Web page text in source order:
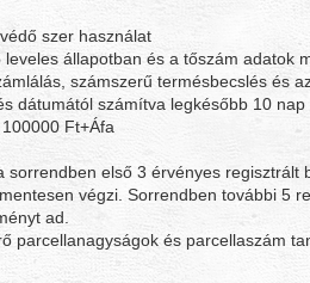
szer használat
leveles állapotban és a tőszám adatok
számszerű termésbecslés és
dátumától számítva legkésőbb 10 nap
Ft+Áfa
sorrendben első 3 érvényes regisztrált
végzi. Sorrendben további 5
ad.
parcellanagyságok és parcellaszám